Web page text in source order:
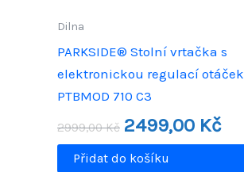
Dilna
PARKSIDE® Stolní vrtačka s
elektronickou regulací otáček
PTBMOD 710 C3
2999,00Kč
Původní
cena
byla:
2999,00 Kč.
2499,00 Kč
Přidat do košíku